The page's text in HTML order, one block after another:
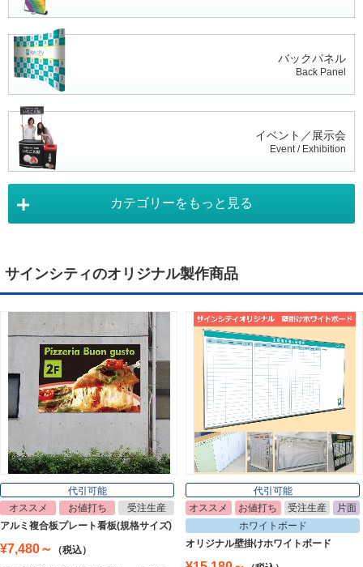
バックパネル
Back Panel
イベント／展示会
Event / Exhibition
Tapestry
ライトパネル
Light Panel
ポスターフレーム
Poster Frame
イーゼル
Easel
カテゴリーをもっと見る
サインシティのオリジナル製作商品
代引可能
オススメ
お値打ち
受注生産
アルミ複合板プレート看板(規格サイズ)
¥7,480～
（税込）
代引可能
オススメ
お値打ち 受注生産
片面
ホワイトボード
オリジナル壁掛けホワイトボード